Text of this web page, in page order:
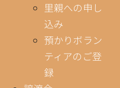
里親への申し
込み
預かりボラン
ティアのご登
録